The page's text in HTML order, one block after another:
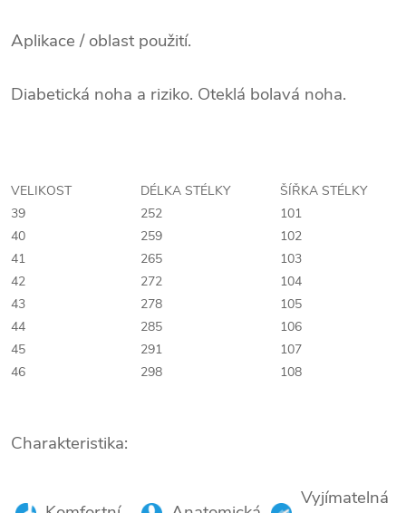
Aplikace / oblast použití.
Diabetická noha a riziko. Oteklá bolavá noha.
VELIKOST DÉLKA STÉLKY
ŠÍŘKA STÉLKY
39
252
101
40
259
102
41
265
103
42
272
104
43
278
105
44
285
106
45
291
107
46
298 108
Charakteristika:
Vyjímatelná